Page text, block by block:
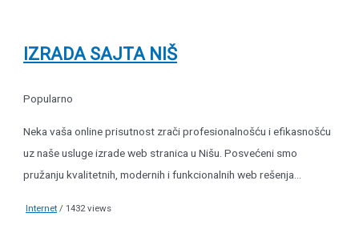
IZRADA SAJTA NIŠ
Popularno
Neka vaša online prisutnost zrači profesionalnošću i efikasnošću
uz naše usluge izrade web stranica u Nišu. Posvećeni smo
pružanju kvalitetnih, modernih i funkcionalnih web rešenja...
Internet / 1432 views